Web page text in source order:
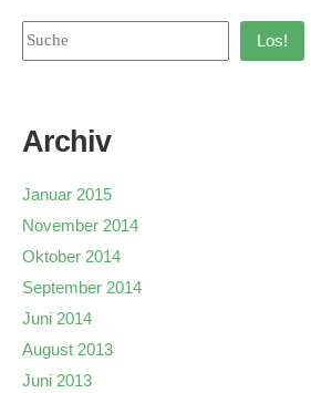
Los!
Archiv
Januar 2015
November 2014
Oktober 2014
September 2014
Juni 2014
August 2013
Juni 2013